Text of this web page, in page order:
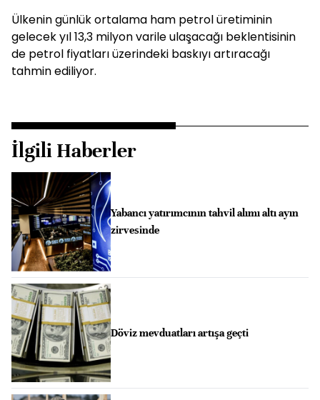
Ülkenin günlük ortalama ham petrol üretiminin
gelecek yıl 13,3 milyon varile ulaşacağı beklentisinin
de petrol fiyatları üzerindeki baskıyı artıracağı
tahmin ediliyor.
İlgili Haberler
Yabancı yatırımcının tahvil alımı altı ayın
zirvesinde
Döviz mevduatları artışa geçti